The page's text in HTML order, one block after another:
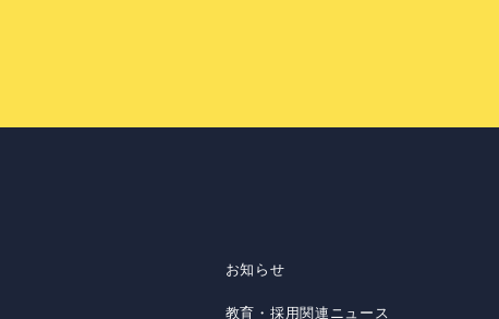
お知らせ
教育・採用関連ニュース